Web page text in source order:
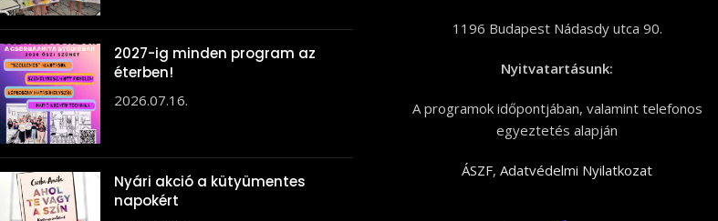
2027-ig minden program az
éterben!
2026.07.16.
Nyári akció a kütyümentes
napokért
1196 Budapest Nádasdy utca 90.
Nyitvatartásunk:
A programok időpontjában, valamint telefonos
egyeztetés alapján
ÁSZF,Adatvédelmi Nyilatkozat